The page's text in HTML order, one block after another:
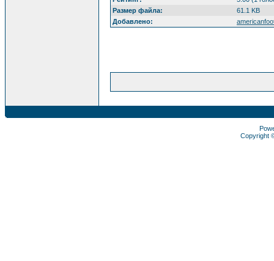
Размер файла:
61.1 KB
Добавлено:
Copyright